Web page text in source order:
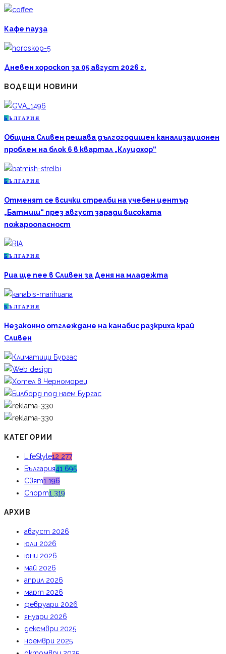
Кафе пауза
Дневен хороскоп за 05 август 2026 г.
ВОДЕЩИ НОВИНИ
Б ЪЛГАРИЯ
Община Сливен решава дългогодишен канализационен
проблем на блок 6 в квартал „Клуцохор“
Б ЪЛГАРИЯ
Отменят се всички стрелби на учебен център
„Батмиш“ през август заради високата
пожароопасност
Б ЪЛГАРИЯ
Риа ще пее в Сливен за Деня на младежта
Б ЪЛГАРИЯ
Незаконно отглеждане на канабис разкриха край
Сливен
КАТЕГОРИИ
LifeStyle12 277
България41 695
Свят1 196
Спорт1 319
АРХИВ
август 2026
юли 2026
юни 2026
май 2026
април 2026
март 2026
февруари 2026
януари 2026
декември 2025
ноември 2025